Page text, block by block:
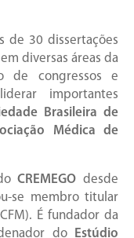
de 30 dissertações
diversas áreas da
de congressos e
importantes
Brasileira de
Médica de
CREMEGOdesde
se membro titular
É fundador da
doEstúdio